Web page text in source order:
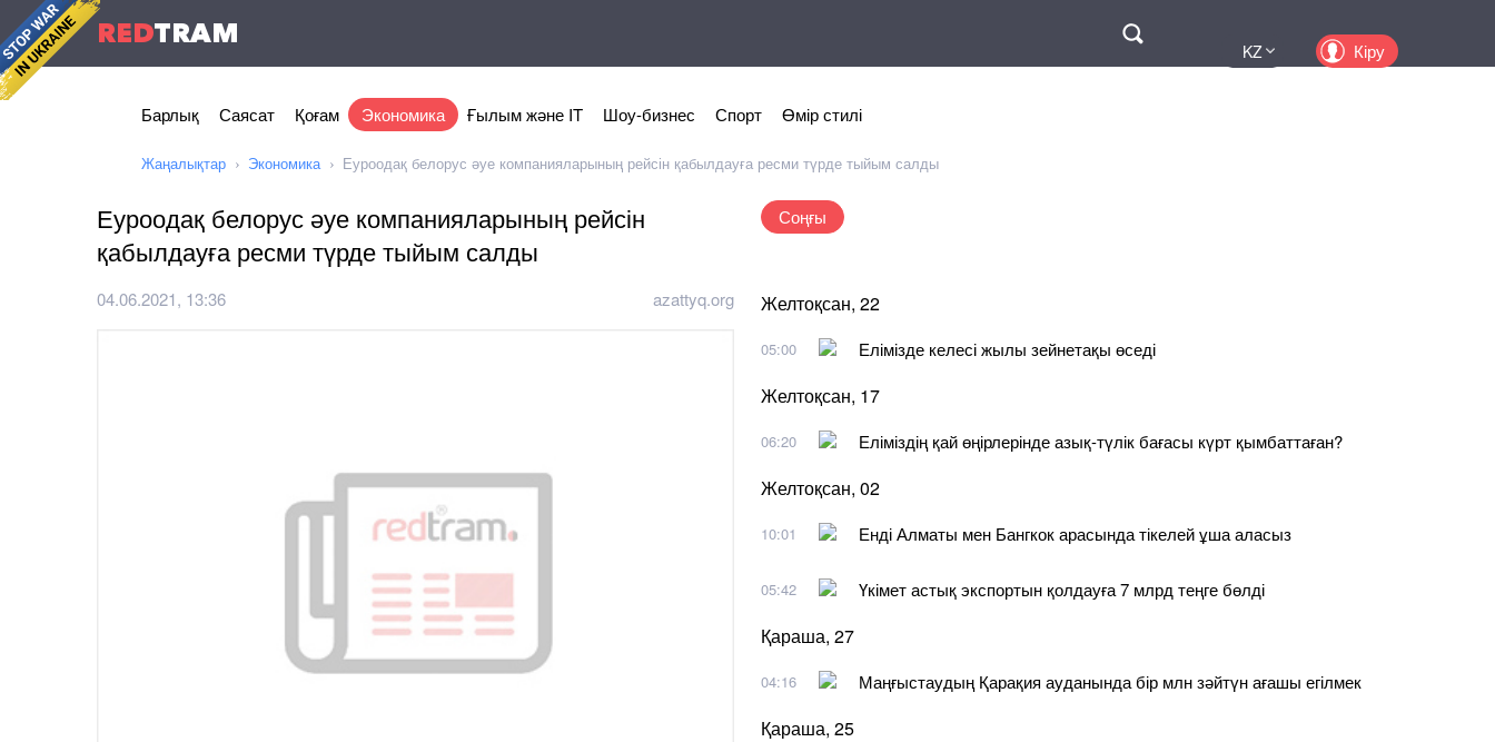
REDTRAM
KZ Кіру
Барлық Саясат Қоғам Экономика Ғылым және IT Шоу-бизнес Спорт Өмір стилі
Жаңалықтар Экономика Еуроодақ белорус әуе компанияларының рейсін қабылдауға ресми түрде тыйым салды
Еуроодақ белорус әуе компанияларының рейсін
қабылдауға ресми түрде тыйым салды
04.06.2021, 13:36 azattyq.org
Соңғы
Желтоқсан, 22
05:00 Елімізде келесі жылы зейнетақы өседі
Желтоқсан, 17
06:20 Еліміздің қай өңірлерінде азық-түлік бағасы күрт қымбаттаған?
Желтоқсан, 02
10:01 Енді Алматы мен Бангкок арасында тікелей ұша аласыз
05:42 Үкімет астық экспортын қолдауға 7 млрд теңге бөлді
Қараша, 27
04:16 Маңғыстаудың Қарақия ауданында бір млн зәйтүн ағашы егілмек
Қараша, 25